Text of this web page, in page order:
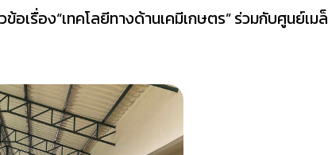
เรื่อง“เทคโลยีทางด้านเคมีเกษตร”ร่วมกับศูนย์เ